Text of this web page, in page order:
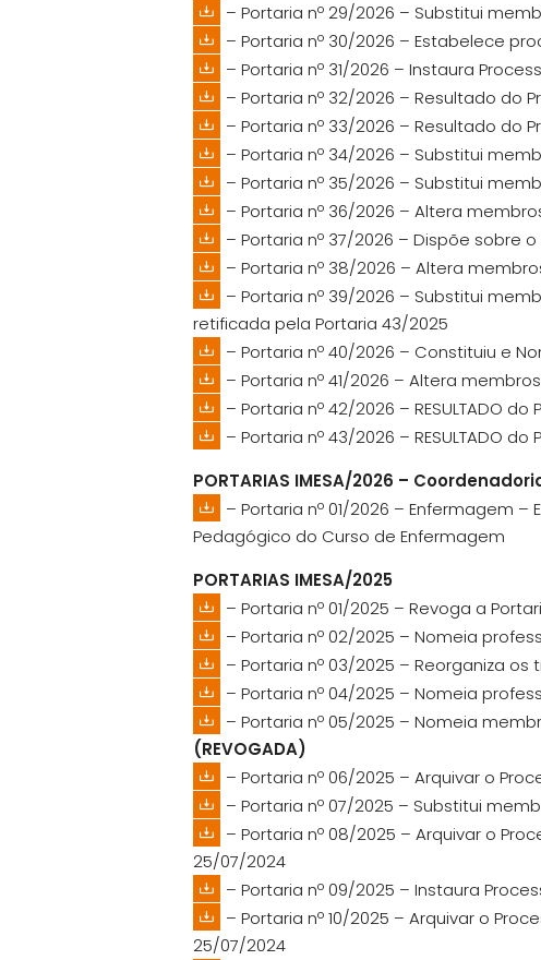
– Portaria nº 29/2026 – Substitui
– Portaria nº 30/2026 – Estabelece
– Portaria nº 31/2026 – Instaura
– Portaria nº 32/2026 – Resultado do
– Portaria nº 33/2026 – Resultado do
– Portaria nº 34/2026 – Substitui
– Portaria nº 35/2026 – Substitui
– Portaria nº 36/2026 – Altera
– Portaria nº 37/2026 – Dispõe sobre
– Portaria nº 38/2026 – Altera
– Portaria nº 39/2026 – Substitui
retificada pela Portaria 43/2025
– Portaria nº 40/2026 – Constituiu e
– Portaria nº 41/2026 – Altera
– Portaria nº 42/2026 – RESULTADO
– Portaria nº 43/2026 – RESULTADO
PORTARIAS IMESA/2026 –
– Portaria nº 01/2026 – Enfermagem
Pedagógico do Curso de Enfermagem
PORTARIAS IMESA/2025
– Portaria nº 01/2025 – Revoga a
– Portaria nº 02/2025 – Nomeia
– Portaria nº 03/2025 – Reorganiza
– Portaria nº 04/2025 – Nomeia
– Portaria nº 05/2025 – Nomeia
(REVOGADA)
– Portaria nº 06/2025 – Arquivar o
– Portaria nº 07/2025 – Substitui
– Portaria nº 08/2025 – Arquivar o
25/07/2024
– Portaria nº 09/2025 – Instaura
– Portaria nº 10/2025 – Arquivar o
25/07/2024